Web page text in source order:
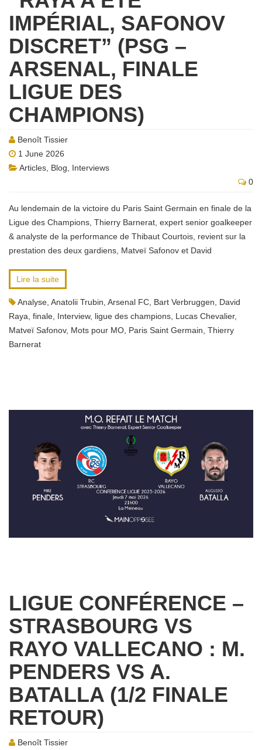
IMPÉRIAL, SAFONOV
DISCRET” (PSG –
ARSENAL, FINALE
LIGUE DES
CHAMPIONS)
Benoît Tissier
1 June 2026
Articles Blog
Interviews
0
Au lendemain de la victoire du Paris Saint Germain en finale de la
Ligue des Champions, Thierry Barnerat, expert senior goalkeeper
& analyste de la performance de Thibaut Courtois, revient sur la
prestation des deux gardiens, Matveï Safonov et David
Lire la suite
Analyse Anatolii Trubin Arsenal FC Bart Verbruggen
David
Raya finale Interview, ligue des champions Lucas Chevalier,
Matveï Safonov, Mots pour MO Paris Saint Germain Thierry
Barnerat
LIGUE CONFÉRENCE –
STRASBOURG VS
RAYO VALLECANO : M.
PENDERS VS A.
BATALLA (1/2 FINALE
RETOUR)
Benoît Tissier